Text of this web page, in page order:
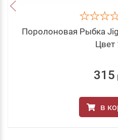
Поролоновая Рыбка
Цвет
315
в